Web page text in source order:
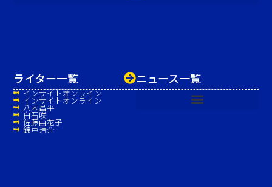
ニュース一覧
ライター一覧
インサイトオンライン
インサイトオンライン
八木昌平
白石咲
佐藤由花子
錦戸浩介